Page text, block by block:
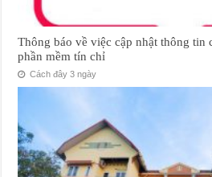
Thông báo về việc cập nhật thông tin
phần mềm tín chỉ
Cách đây 3 ngày